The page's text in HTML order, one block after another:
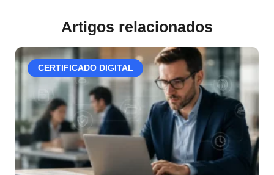
Artigos relacionados
CERTIFICADO DIGITAL